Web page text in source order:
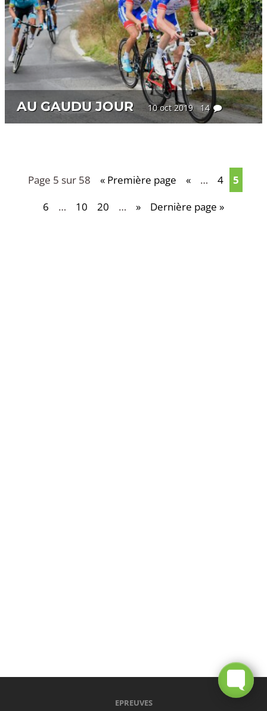
AU GAUDU JOUR 10 oct 2019 14
Page 5 sur 58 « Première page « … 4
5
6
… 10 20 … » Dernière page »
EPREUVES